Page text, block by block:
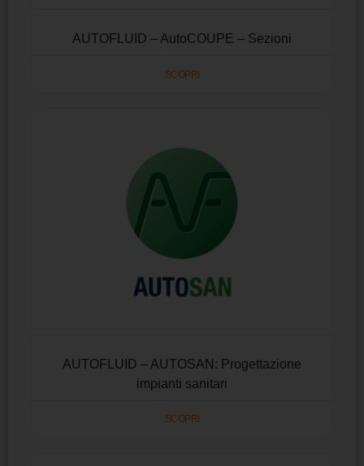
AUTOFLUID – AutoCOUPE – Sezioni
SCOPRI
AUTOFLUID – AUTOSAN: Progettazione
impianti sanitari
SCOPRI